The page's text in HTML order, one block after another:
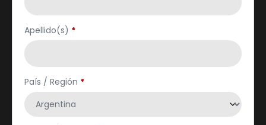
Apellido(s) *
País / Región *